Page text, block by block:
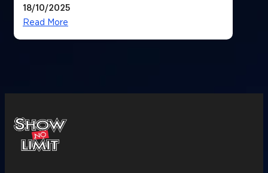
สวยฉ่ำ !
18/10/2025
Read More